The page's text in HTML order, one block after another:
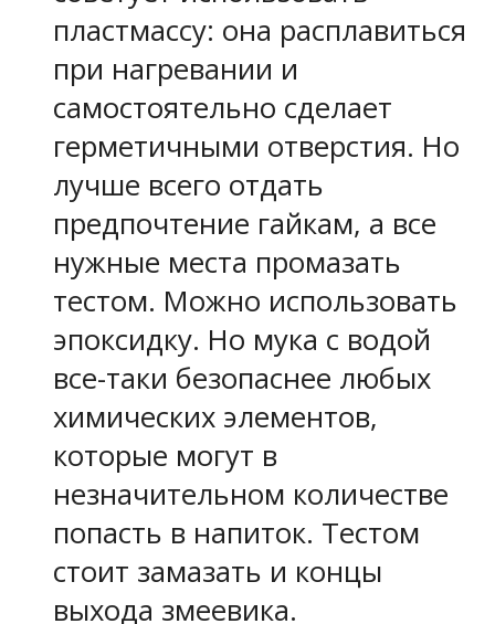
пластмассу: она расплавиться
при нагревании и
самостоятельно сделает
герметичными отверстия. Но
лучше всего отдать
предпочтение гайкам, а все
нужные места промазать
тестом. Можно использовать
эпоксидку. Но мука с водой
все-таки безопаснее любых
химических элементов,
которые могут в
незначительном количестве
попасть в напиток. Тестом
стоит замазать и концы
выхода змеевика.